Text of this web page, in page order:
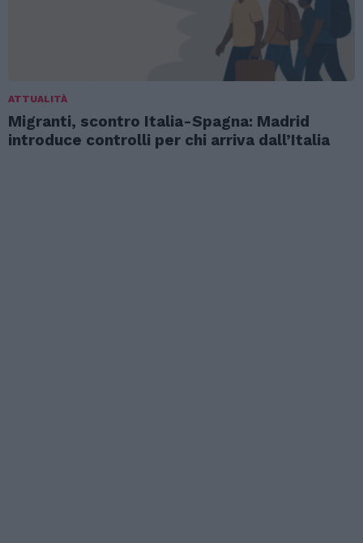
ATTUALITÀ
Migranti, scontro Italia-Spagna: Madrid
introduce controlli per chi arriva dall’Italia